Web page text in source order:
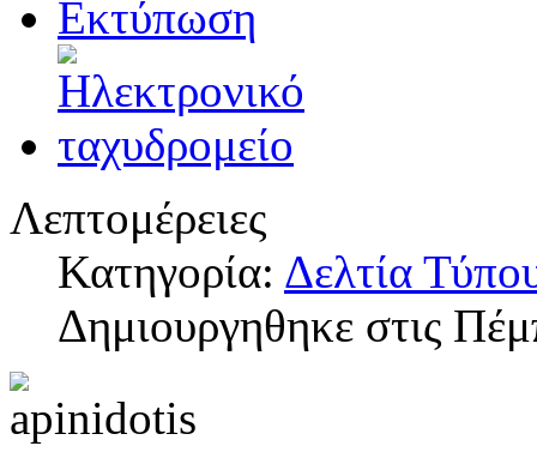
Λεπτομέρειες
Κατηγορία: Δελτία
Δημιουργηθηκε στις